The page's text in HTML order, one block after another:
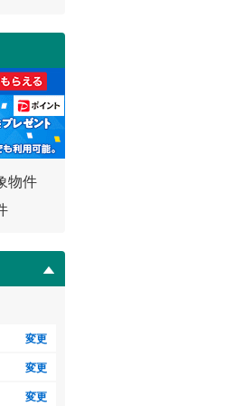
物件
変更
変更
変更